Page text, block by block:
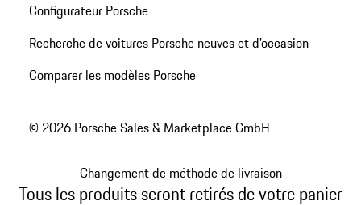
Configurateur Porsche
Recherche de voitures Porsche neuves et d'occasion
Comparer les modèles Porsche
© 2026 Porsche Sales & Marketplace GmbH
Changement de méthode de livraison
Tous les produits seront retirés de votre panier